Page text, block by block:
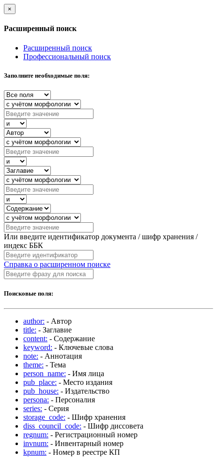
×
Расширенный поиск
Расширенный поиск
Профессиональный поиск
Заполните необходимые поля:
Или введите идентификатор документа / шифр хранения /
индекс ББК
Справка о расширенном поиске
Поисковые поля:
author: - Автор
title: - Заглавие
content: - Содержание
keyword: - Ключевые слова
note: - Аннотация
theme: - Тема
person_name: - Имя лица
pub_place: - Место издания
pub_house: - Издательство
persona: - Персоналия
series: - Серия
storage_code: - Шифр хранения
diss_council_code: - Шифр диссовета
regnum: - Регистрационный номер
invnum: - Инвентарный номер
kpnum: - Номер в реестре КП